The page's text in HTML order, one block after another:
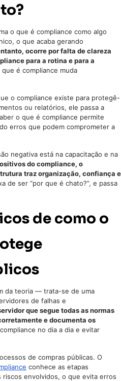
o que é compliance como algo
o que acaba gerando
ocorre por falta de clareza
para a rotina e para a
é compliance muda
o compliance existe para protegê-
ou relatórios, ele passa a
o que é compliance permite
erros que podem comprometer a
negativa está na capacitação e na
do compliance, o
traz organização, confiança e
de ser “por que é chato?”, e passa
de como o
da teoria — trata-se de uma
de falhas e
que segue todas as normas
e documenta os
no dia a dia e evitar
de compras públicas. O
conhece as etapas
envolvidos, o que evita erros